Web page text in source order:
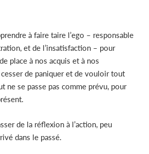
à faire taire l’ego – responsable
et de l’insatisfaction – pour
place à nos acquis et à nos
cesser de paniquer et de vouloir tout
ne se passe pas comme prévu, pour
de la réflexion à l’action, peu
dans le passé.